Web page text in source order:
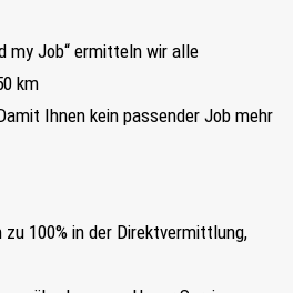
my Job“ ermitteln wir alle
km
Ihnen kein passender Job mehr
100% in der Direktvermittlung,